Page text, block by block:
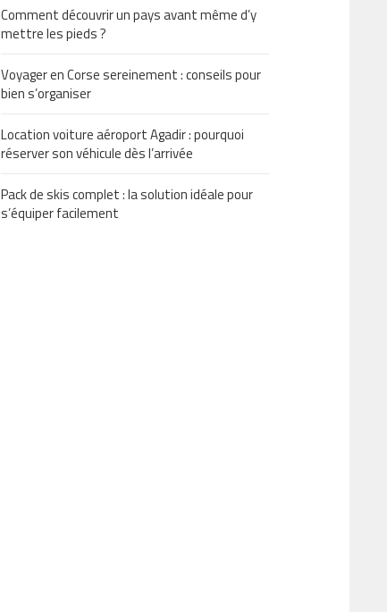
Comment découvrir un pays avant même d’y
mettre les pieds ?
Voyager en Corse sereinement : conseils pour
bien s’organiser
Location voiture aéroport Agadir : pourquoi
réserver son véhicule dès l’arrivée
Pack de skis complet : la solution idéale pour
s’équiper facilement